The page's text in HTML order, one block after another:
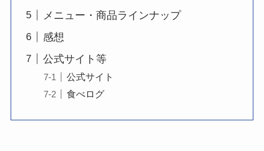
メニュー・商品ラインナップ
感想
公式サイト等
公式サイト
食べログ